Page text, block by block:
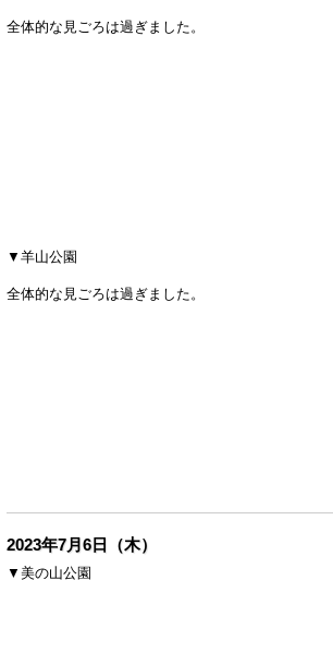
全体的な見ごろは過ぎました。
▼羊山公園
全体的な見ごろは過ぎました。
2023年7月6日（木）
▼美の山公園